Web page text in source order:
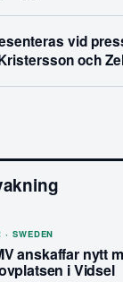
vid
och
· SWEDEN
anskaffar nytt
i Vidsel